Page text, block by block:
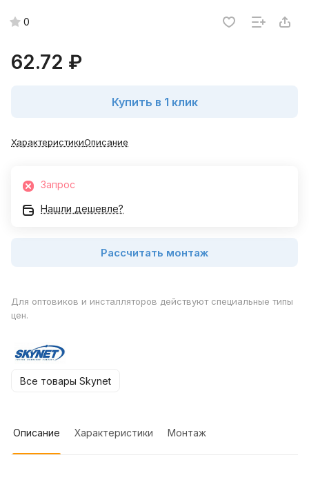
0
62.72 ₽
Купить в 1 клик
ХарактеристикиОписание
Запрос
Нашли дешевле?
Рассчитать монтаж
Для оптовиков и инсталляторов действуют специальные типы
цен.
Все товары Skynet
Описание Характеристики Монтаж